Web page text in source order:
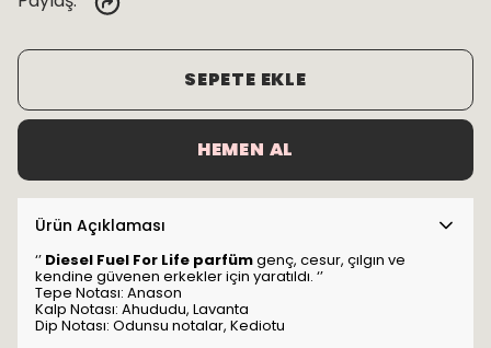
SEPETE EKLE
HEMEN AL
Ürün Açıklaması
‘’ Diesel Fuel For Life parfümgenç, cesur, çılgın ve
kendine güvenen erkekler için yaratıldı. ‘’
Tepe Notası: Anason
Kalp Notası: Ahududu, Lavanta
Dip Notası: Odunsu notalar, Kediotu